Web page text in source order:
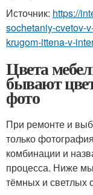
Источник: https://
sochetaniy-cvetov-
krugom-ittena-v-
Цвета
бывают
фото
При ремонте и
только
комбинации и
процесса. Ниже
тёмных и светлых